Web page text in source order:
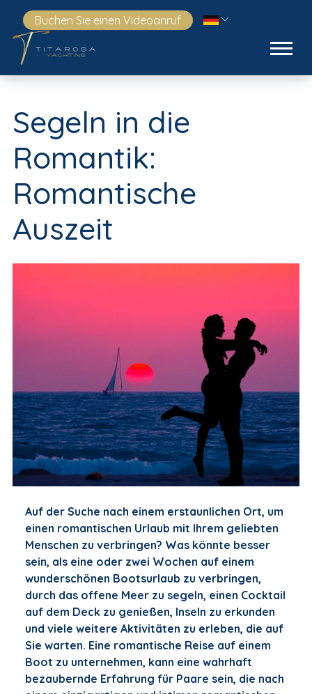
Buchen Sie einen Videoanruf
Segeln in die
Romantik:
Romantische
Auszeit
Auf der Suche nach einem erstaunlichen Ort, um
einen romantischen Urlaub mit Ihrem geliebten
Menschen zu verbringen? Was könnte besser
sein, als eine oder zwei Wochen auf einem
wunderschönen Bootsurlaub zu verbringen,
durch das offene Meer zu segeln, einen Cocktail
auf dem Deck zu genießen, Inseln zu erkunden
und viele weitere Aktivitäten zu erleben, die auf
Sie warten. Eine romantische Reise auf einem
Boot zu unternehmen, kann eine wahrhaft
bezaubernde Erfahrung für Paare sein, die nach